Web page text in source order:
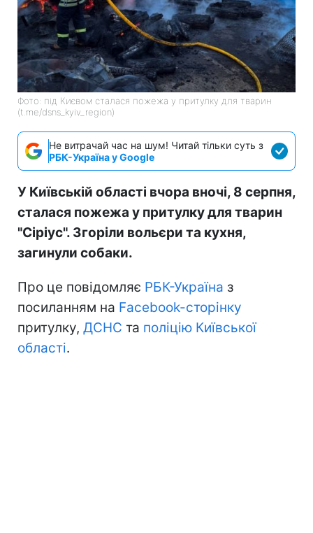
Фото: під Києвом сталася пожежа у притулку для тварин
(t.me/dsns_kyiv_region)
Не витрачай час на шум! Читай тільки суть з
РБК-Україна у Google
У Київській області вчора вночі, 8 серпня,
сталася пожежа у притулку для тварин
"Сіріус". Згоріли вольєри та кухня,
загинули собаки.
Про це повідомляє РБК-Україна з
посиланням на Facebook-сторінку
притулку, ДСНС та поліцію Київської
області.